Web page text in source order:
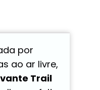
por
ao ar livre,
Trail